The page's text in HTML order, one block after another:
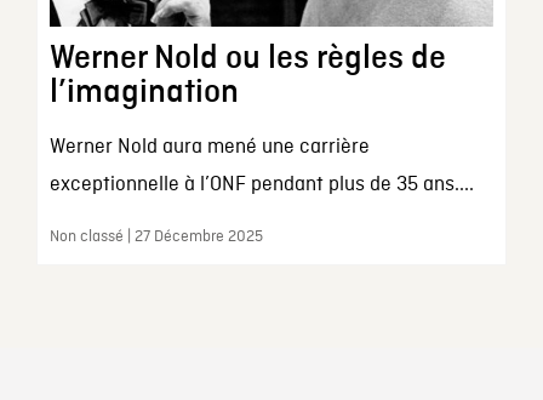
Werner Nold ou les règles de
l’imagination
Werner Nold aura mené une carrière
exceptionnelle à l’ONF pendant plus de 35 ans....
Non classé | 27 Décembre 2025